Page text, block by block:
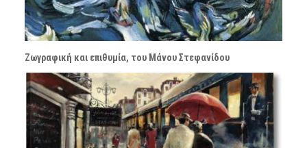
Ζωγραφική και επιθυμία, του Μάνου Στεφανίδου